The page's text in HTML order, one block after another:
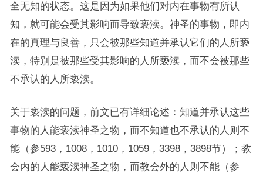
全无知的状态。这是因为如果他们对内在事物有所认
知，就可能会受其影响而导致亵渎。神圣的事物，即内
在的真理与良善，只会被那些知道并承认它们的人所亵
渎，特别是被那些受其影响的人所亵渎，而不会被那些
不承认的人所亵渎。
关于亵渎的问题，前文已有详细论述：知道并承认这些
事物的人能亵渎神圣之物，而不知道也不承认的人则不
能（参593，1008，1010，1059，3398，3898节）；教
会内的人能亵渎神圣之物，而教会外的人则不能（参